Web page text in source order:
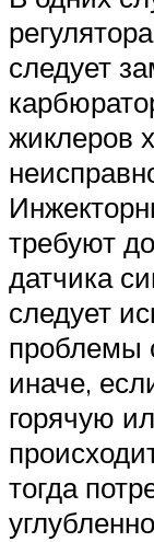
следует
жиклеров
требуют
датчика
следует
проблемы
иначе,
горячую
тогда